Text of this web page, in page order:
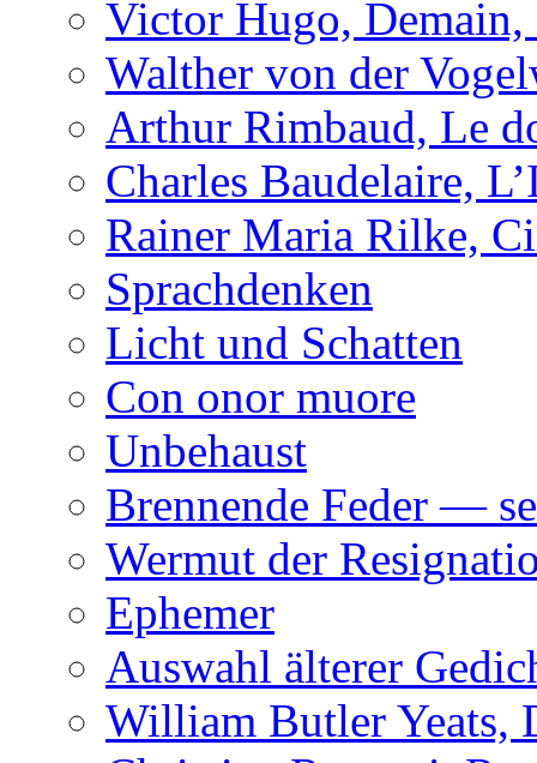
Victor Hugo, Demain,
Walther von der
Arthur Rimbaud, Le
Charles Baudelaire,
Rainer Maria Rilke,
Sprachdenken
Licht und Schatten
Con onor muore
Unbehaust
Brennende Feder —
Wermut der
Ephemer
Auswahl älterer
William Butler Yeats,